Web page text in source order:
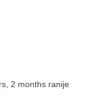
2 months ranije